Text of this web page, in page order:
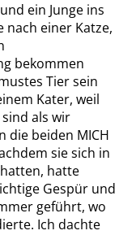
ein Junge ins
nach einer Katze,
bekommen
Tier sein
Kater, weil
als wir
die beiden MICH
sie sich in
hatte
Gespür und
geführt, wo
Ich dachte